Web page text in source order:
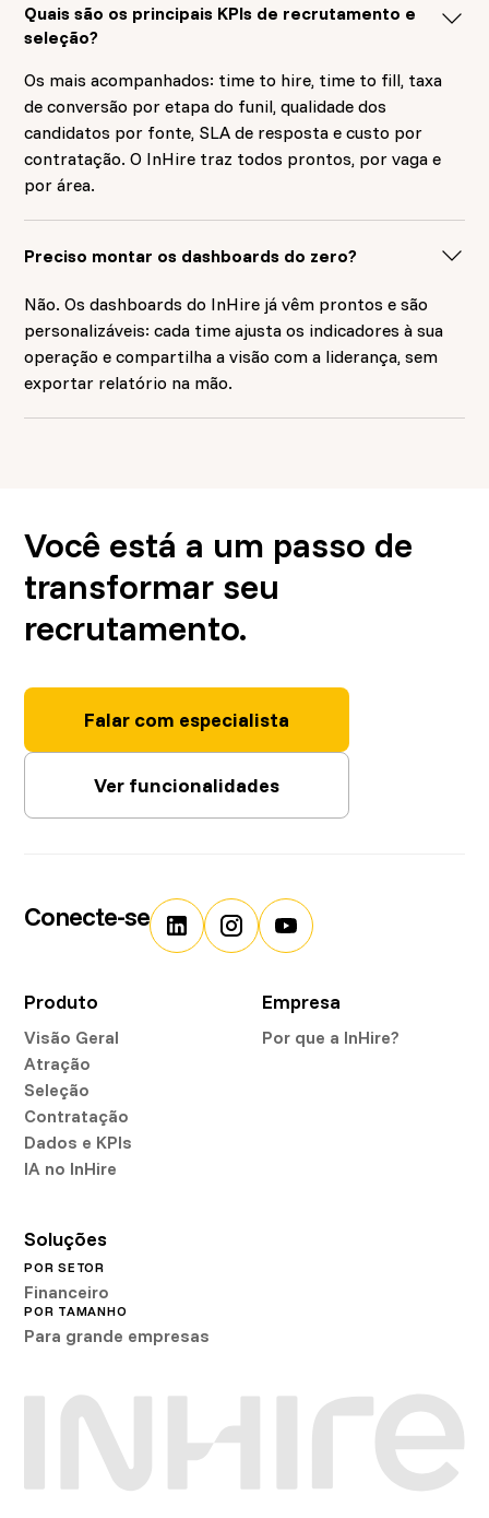
Quais são os principais KPIs de recrutamento e
seleção?
Os mais acompanhados: time to hire, time to fill, taxa
de conversão por etapa do funil, qualidade dos
candidatos por fonte, SLA de resposta e custo por
contratação. O InHire traz todos prontos, por vaga e
por área.
Preciso montar os dashboards do zero?
Não. Os dashboards do InHire já vêm prontos e são
personalizáveis: cada time ajusta os indicadores à sua
operação e compartilha a visão com a liderança, sem
exportar relatório na mão.
Você está a um passo de
transformar seu
recrutamento.
Falar com especialista
Ver funcionalidades
Conecte-se
Produto
Visão Geral
Atração
Seleção
Contratação
Dados e KPIs
IA no InHire
Empresa
Por que a InHire?
Soluções
POR SETOR
Financeiro
POR TAMANHO
Para grande empresas